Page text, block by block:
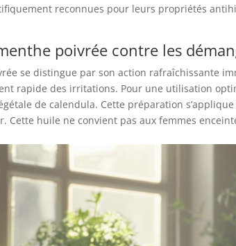
reconnues pour leurs propriétés
poivrée contre les
se distingue par son action rafraîchissante
rapide des irritations. Pour une utilisation
de calendula. Cette préparation
Cette huile ne convient pas aux femmes